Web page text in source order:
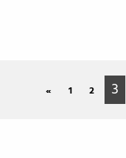
« 1 2 3